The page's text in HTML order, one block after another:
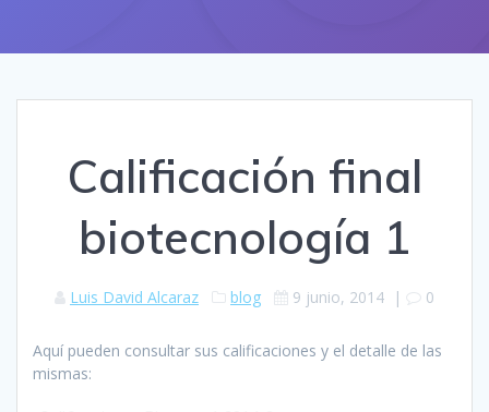
Calificación final
biotecnología 1
Luis David Alcaraz blog 9 junio, 2014 | 0
Aquí pueden consultar sus calificaciones y el detalle de las
mismas: